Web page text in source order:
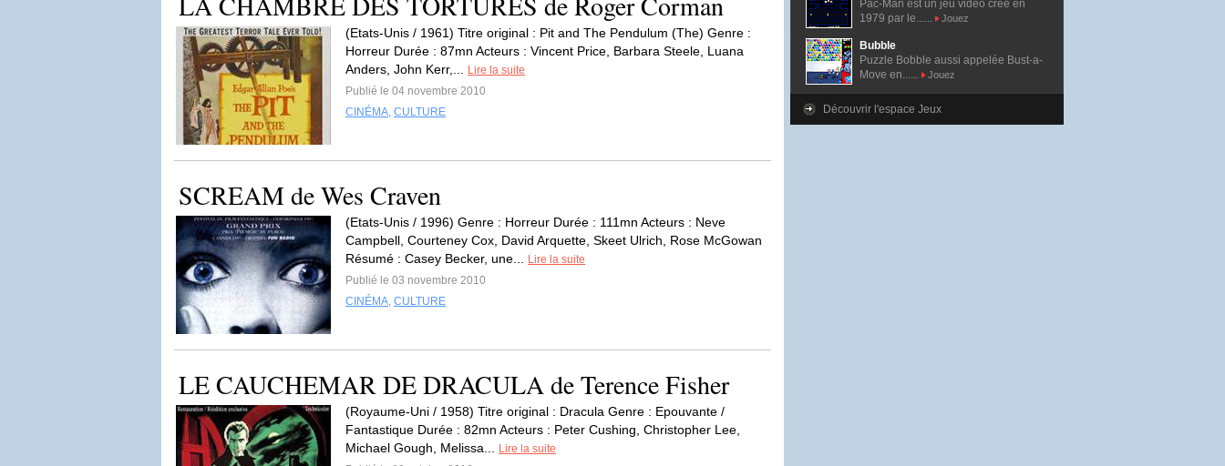
(Etats-Unis / 1961) Titre original : Pit and The Pendulum (The) Genre :
Horreur Durée : 87mn Acteurs : Vincent Price, Barbara Steele, Luana
Anders, John Kerr,...
Lire la suite
Publié le 04 novembre 2010
CINÉMA, CULTURE
SCREAM de Wes Craven
(Etats-Unis / 1996) Genre : Horreur Durée : 111mn Acteurs : Neve
Campbell, Courteney Cox, David Arquette, Skeet Ulrich, Rose McGowan
Résumé : Casey Becker, une...
Lire la suite
Publié le 03 novembre 2010
CINÉMA, CULTURE
LE CAUCHEMAR DE DRACULA de Terence Fisher
(Royaume-Uni / 1958) Titre original : Dracula Genre : Epouvante /
Fantastique Durée : 82mn Acteurs : Peter Cushing, Christopher Lee,
Michael Gough, Melissa...
Lire la suite
Pac-Man est un jeu vidéo créé en
1979 par le......
Jouez
Bubble
Puzzle Bobble aussi appelée Bust-a-
Move en......
Jouez
Découvrir l'espace Jeux